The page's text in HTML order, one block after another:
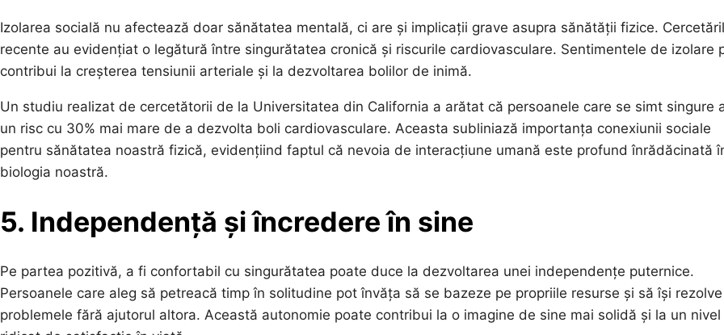
Izolarea socială nu afectează doar sănătatea mentală, ci are și implicații grave asupra sănătății fizice.
recente au evidențiat o legătură între singurătatea cronică și riscurile cardiovasculare. Sentimentele de izolare
contribui la creșterea tensiunii arteriale și la dezvoltarea bolilor de inimă.
Un studiu realizat de cercetătorii de la Universitatea din California a arătat că persoanele care se simt singure
un risc cu 30% mai mare de a dezvolta boli cardiovasculare. Aceasta subliniază importanța conexiunii sociale
pentru sănătatea noastră fizică, evidențiind faptul că nevoia de interacțiune umană este profund înrădăcinată
biologia noastră.
5. Independență și încredere în sine
Pe partea pozitivă, a fi confortabil cu singurătatea poate duce la dezvoltarea unei independențe puternice.
Persoanele care aleg să petreacă timp în solitudine pot învăța să se bazeze pe propriile resurse și să își rezolve
problemele fără ajutorul altora. Această autonomie poate contribui la o imagine de sine mai solidă și la un nivel